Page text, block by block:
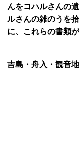
んをコハルさんの
ルさんの雑のうを
に、これらの書類
吉島・舟入・観音